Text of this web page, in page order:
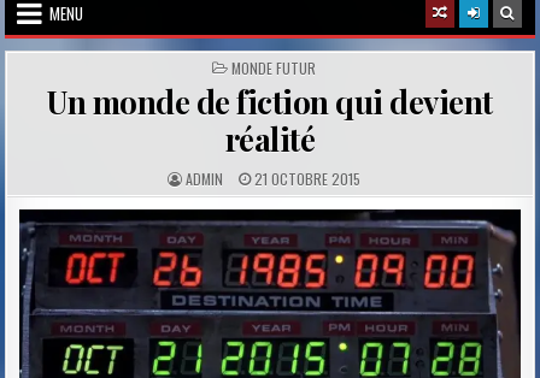
MENU
POSTED
IN
MONDE FUTUR
Un monde de fiction qui devient
réalité
A
U
T
H
O
R
:
ADMIN P
U
B
L
I
S
H
E
D
D
A
T
E
:
21 OCTOBRE 2015